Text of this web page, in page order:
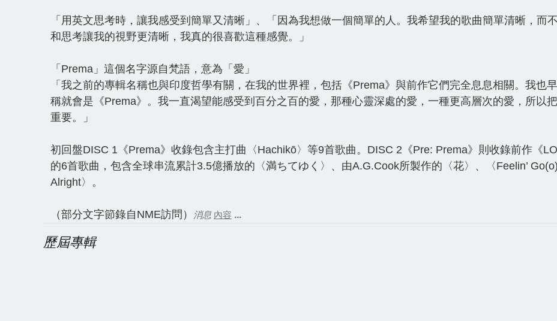
「用英文思考時，讓我感受到簡單又清晰」、「因為我想做一個簡單的人。我希望我的歌曲簡單清晰，而
和思考讓我的視野更清晰，我真的很喜歡這種感覺。」
「Prema」這個名字源自梵語，意為「愛」
「我之前的專輯名稱也與印度哲學有關，在我的世界裡，包括《Prema》與前作它們完全息息相關。我也
稱就會是《Prema》。我一直渴望能感受到百分之百的愛，那種心靈深處的愛，一種更高層次的愛，所以
重要。」
初回盤DISC 1《Prema》收錄包含主打曲〈Hachikō〉等9首歌曲。DISC 2《Pre: Prema》則收錄前作《
的6首歌曲，包含全球串流累計3.5億播放的〈満ちてゆく〉、由A.G.Cook所製作的〈花〉、〈Feelin’
Alright〉。
（部分文字節錄自NME訪問） 消息 內容 ...
歷屆專輯